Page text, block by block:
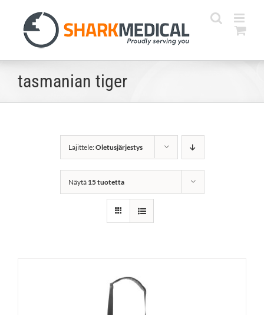
content
tasmanian tiger
Lajittele:Oletusjärjestys
Näytä 15 tuotetta